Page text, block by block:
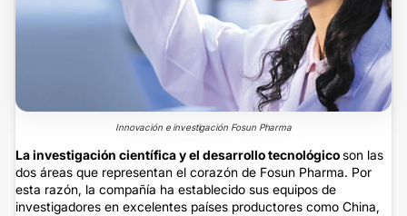
Innovación e investigación Fosun Pharma
La investigación científica y el desarrollo tecnológicoson las
dos áreas que representan el corazón de Fosun Pharma. Por
esta razón, la compañía ha establecido sus equipos de
investigadores en excelentes países productores como China,